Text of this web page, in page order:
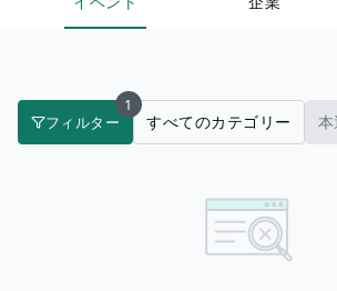
フィルター
1
すべてのカテゴリー